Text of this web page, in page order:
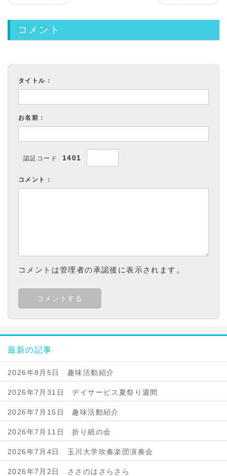
コメント
タイトル：
お名前：
認証コード 1401
コメント：
コメントは管理者の承認後に表示されます。
最新の記事
2026年8月5日 趣味活動紹介
2026年7月31日 デイサービス夏祭り週間
2026年7月15日 趣味活動紹介
2026年7月11日 折り紙の会
2026年7月4日 玉川大学吹奏楽団演奏会
2026年7月2日 ささのはさらさら